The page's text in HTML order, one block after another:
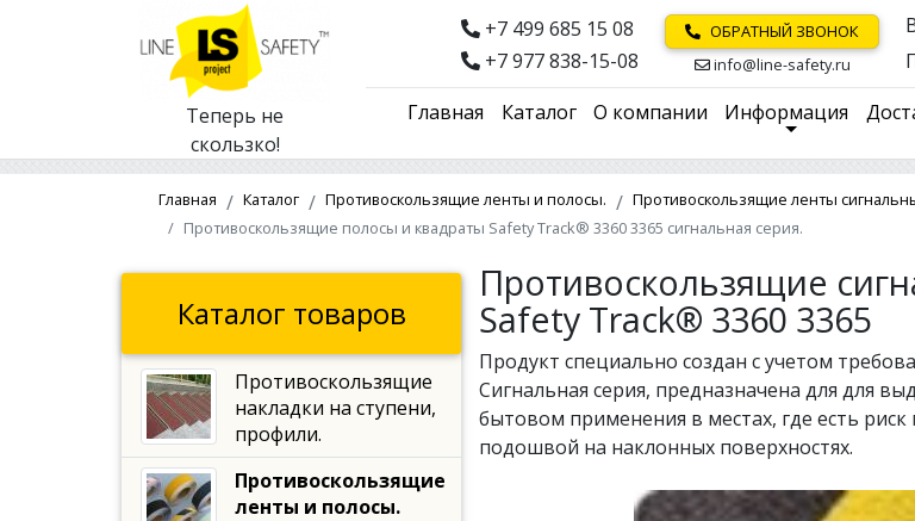
Теперь не
скользко!
+7 499 685 15 08
+7 977 838-15-08
ОБРАТНЫЙ ЗВОНОК
info@line-safety.ru
Главная Каталог О компании Информация
Главная Каталог Противоскользящие ленты и полосы.
Противоскользящие ленты
Противоскользящие полосы и квадраты Safety Track® 3360 3365 сигнальная серия.
Противоскользящие
Safety Track® 3360 3365
Продукт специально создан с учетом
Сигнальная серия, предназначена для для
бытовом применения в местах, где есть
подошвой на наклонных поверхностях.
Каталог товаров
Противоскользящие
накладки на ступени,
профили.
Противоскользящие
ленты и полосы.